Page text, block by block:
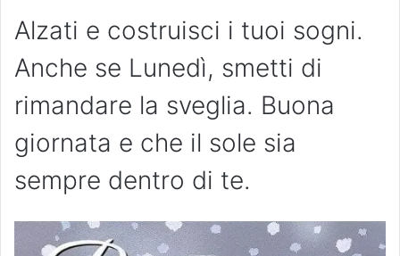
Alzati e costruisci i tuoi sogni.
Anche se Lunedì, smetti di
rimandare la sveglia. Buona
giornata e che il sole sia
sempre dentro di te.